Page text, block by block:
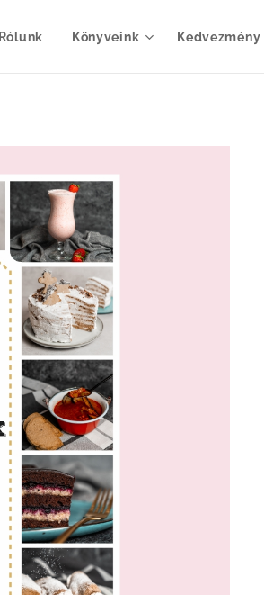
Rólunk Könyveink